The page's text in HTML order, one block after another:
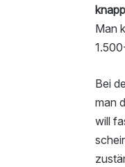
Man
Bei
man
will